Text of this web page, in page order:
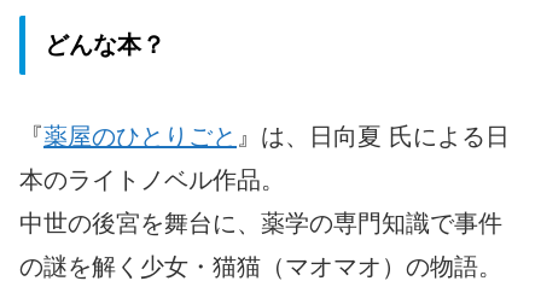
どんな本？
『薬屋のひとりごと 』は、日向夏 氏による日
本のライトノベル作品。
中世の後宮を舞台に、薬学の専門知識で事件
の謎を解く少女・猫猫（マオマオ）の物語。